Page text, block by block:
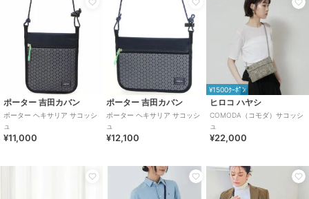
ポーター 吉田カバン
ポーター ヘキサリア サコッシ
ュ
¥11,000
ポーター 吉田カバン
ポーター ヘキサリア サコッシ
ュ
¥12,100
¥1500ｸｰﾎﾟﾝ
ヒロコ ハヤシ
COMODA（コモダ）サコッシ
ュ
¥22,000